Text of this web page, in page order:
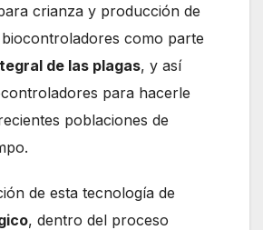
crianza y producción de
como parte
de las plagas, y así
para hacerle
poblaciones de
de esta tecnología de
, dentro del proceso